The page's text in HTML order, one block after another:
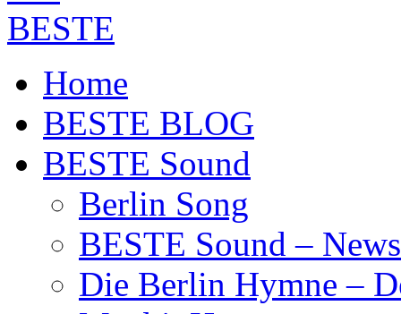
Home
BESTE BLOG
BESTE Sound
Berlin Song
BESTE Sound –
Die Berlin Hymne –